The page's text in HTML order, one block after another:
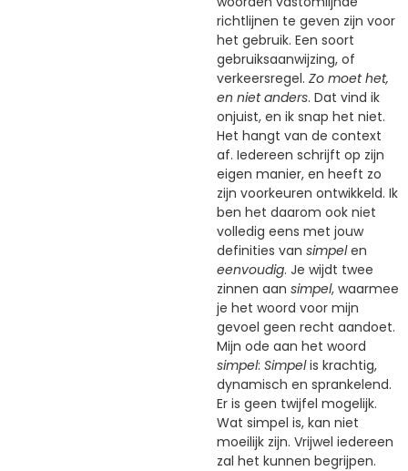
richtlijnen te geven zijn voor
het gebruik. Een soort
gebruiksaanwijzing, of
verkeersregel. Zo moet het,
en niet anders. Dat vind ik
onjuist, en ik snap het niet.
Het hangt van de context
af. Iedereen schrijft op zijn
eigen manier, en heeft zo
zijn voorkeuren ontwikkeld. Ik
ben het daarom ook niet
volledig eens met jouw
definities van simpelen
eenvoudig. Je wijdt twee
zinnen aan simpel, waarmee
je het woord voor mijn
gevoel geen recht aandoet.
Mijn ode aan het woord
simpel: Simpelis krachtig,
dynamisch en sprankelend.
Er is geen twijfel mogelijk.
Wat simpel is, kan niet
moeilijk zijn. Vrijwel iedereen
zal het kunnen begrijpen.